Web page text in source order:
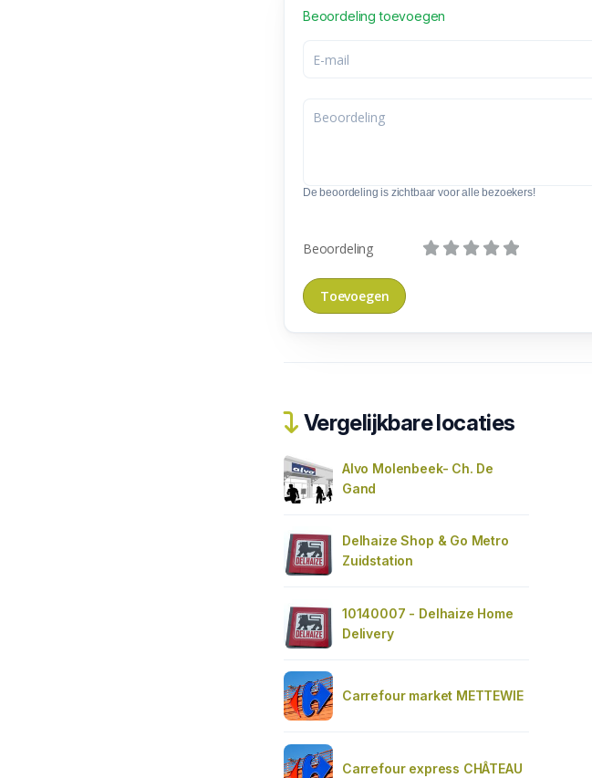
Beoordeling toevoegen
De beoordeling is zichtbaar voor alle bezoekers!
Beoordeling
Vergelijkbare locaties
Alvo Molenbeek- Ch. De
Gand
Delhaize Shop & Go Metro
Zuidstation
10140007 - Delhaize Home
Delivery
Carrefour market METTEWIE
Carrefour express CHÂTEAU